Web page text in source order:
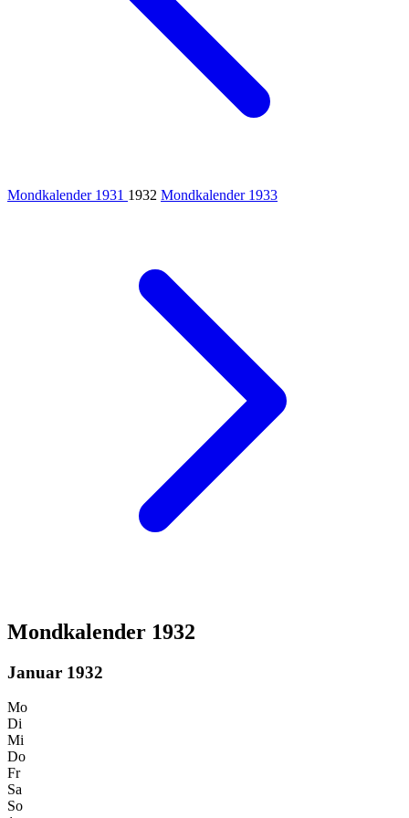
Mondkalender 1931 1932 Mondkalender 1933
Mondkalender 1932
Januar 1932
Mo
Di
Mi
Do
Fr
Sa
So